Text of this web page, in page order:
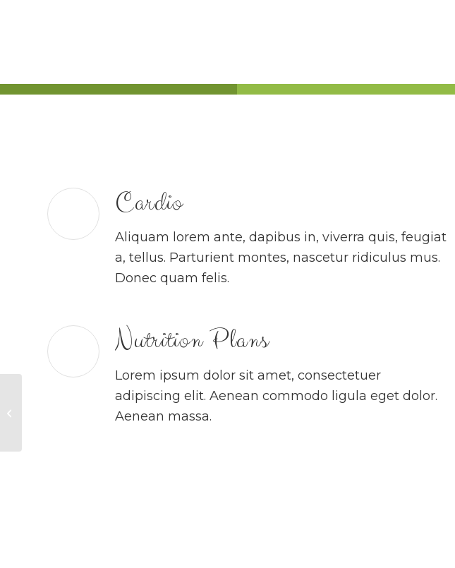
Cardio
Aliquam lorem ante, dapibus in, viverra quis, feugiat
a, tellus. Parturient montes, nascetur ridiculus mus.
Donec quam felis.
Nutrition Plans
Lorem ipsum dolor sit amet, consectetuer
adipiscing elit. Aenean commodo ligula eget dolor.
Aenean massa.